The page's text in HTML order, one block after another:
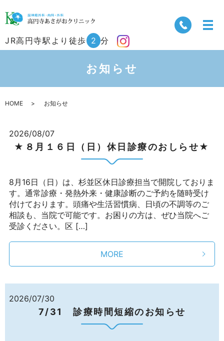
JR高円寺駅より徒歩 2 分
お知らせ
HOME お知らせ
2026/08/07
★８月１６日（日）休日診療のおしらせ★
8月16日（日）は、杉並区休日診療担当で開院しておりま
す。通常診療・発熱外来・健康診断のご予約を随時受け
付けております。頭痛や生活習慣病、日頃の不調等のご
相談も、当院で可能です。お困りの方は、ぜひ当院へご
受診ください。区 […]
MORE
2026/07/30
7/31 診療時間短縮のお知らせ